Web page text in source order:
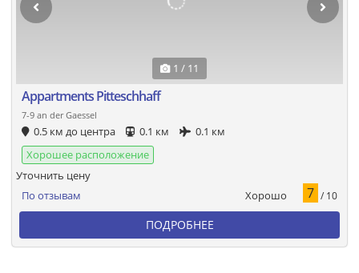
1 / 11
Appartments Pitteschhaff
7-9 an der Gaessel
0.5 км до центра 0.1 км
0.1 км
Хорошее расположение
По отзывам Хорошо 7 / 10
Уточнить цену
ПОДРОБНЕЕ